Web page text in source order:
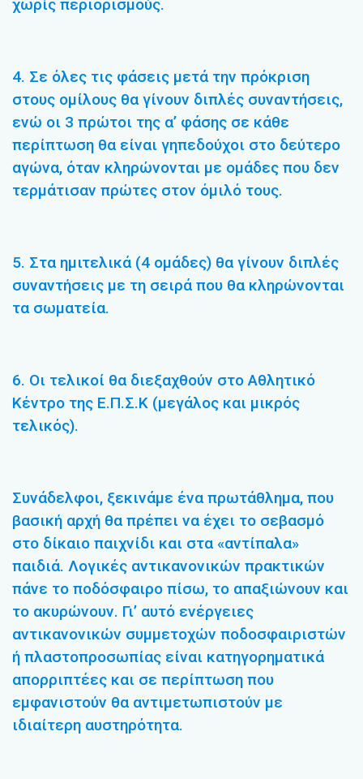
χωρίς περιορισμούς.
4. Σε όλες τις φάσεις μετά την πρόκριση
στους ομίλους θα γίνουν διπλές συναντήσεις,
ενώ οι 3 πρώτοι της α’ φάσης σε κάθε
περίπτωση θα είναι γηπεδούχοι στο δεύτερο
αγώνα, όταν κληρώνονται με ομάδες που δεν
τερμάτισαν πρώτες στον όμιλό τους.
5. Στα ημιτελικά (4 ομάδες) θα γίνουν διπλές
συναντήσεις με τη σειρά που θα κληρώνονται
τα σωματεία.
6. Οι τελικοί θα διεξαχθούν στο Αθλητικό
Κέντρο της Ε.Π.Σ.Κ (μεγάλος και μικρός
τελικός).
Συνάδελφοι, ξεκινάμε ένα πρωτάθλημα, που
βασική αρχή θα πρέπει να έχει το σεβασμό
στο δίκαιο παιχνίδι και στα «αντίπαλα»
παιδιά. Λογικές αντικανονικών πρακτικών
πάνε το ποδόσφαιρο πίσω, το απαξιώνουν και
το ακυρώνουν. Γι’ αυτό ενέργειες
αντικανονικών συμμετοχών ποδοσφαιριστών
ή πλαστοπροσωπίας είναι κατηγορηματικά
απορριπτέες και σε περίπτωση που
εμφανιστούν θα αντιμετωπιστούν με
ιδιαίτερη αυστηρότητα.